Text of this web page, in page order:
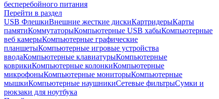
бесперебойного питания
Перейти в раздел
USB ФлешкиВнешние жесткие дискиКартридерыКарты
памятиКоммутаторыКомпьютерные USB хабыКомпьютерные
веб камерыКомпьютерные графические
планшетыКомпьютерные игровые устройства
вводаКомпьютерные клавиатурыКомпьютерные
коврикиКомпьютерные колонкиКомпьютерные
микрофоныКомпьютерные мониторыКомпьютерные
мышкиКомпьютерные наушникиСетевые фильтрыСумки и
рюкзаки для ноутбука